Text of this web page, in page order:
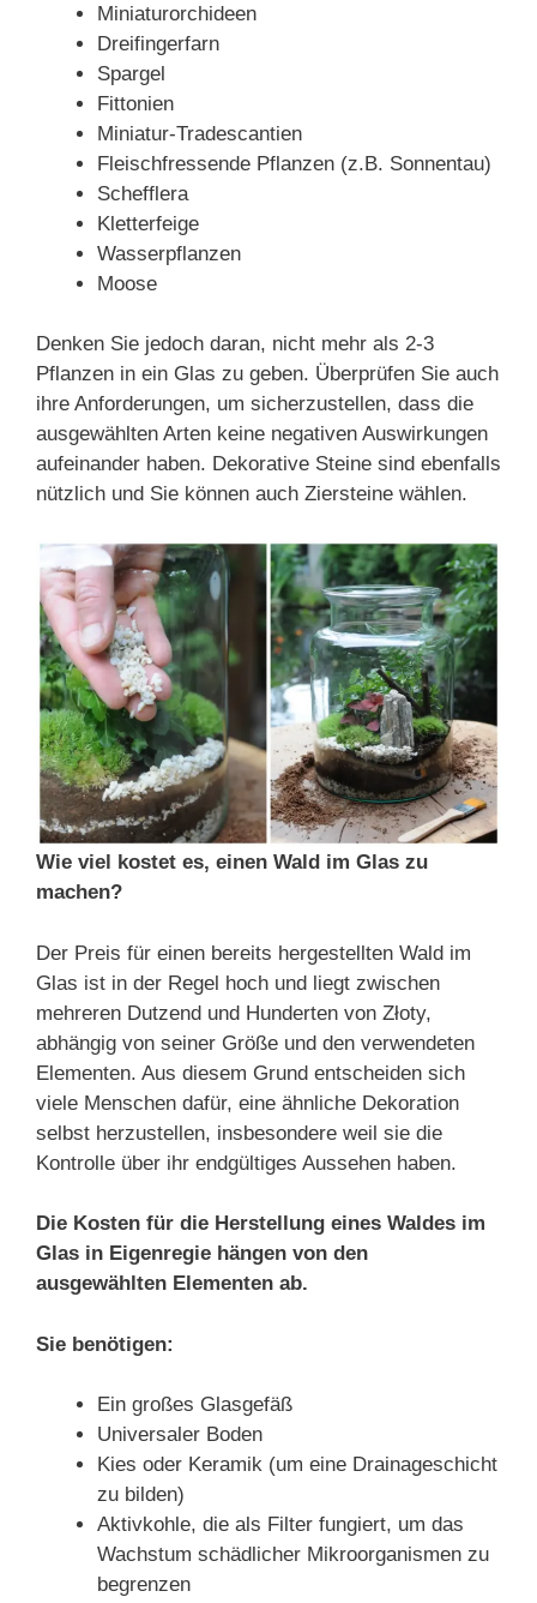
Miniaturorchideen
Dreifingerfarn
Spargel
Fittonien
Miniatur-Tradescantien
Fleischfressende Pflanzen (z.B. Sonnentau)
Schefflera
Kletterfeige
Wasserpflanzen
Moose
Denken Sie jedoch daran, nicht mehr als 2-3
Pflanzen in ein Glas zu geben. Überprüfen Sie auch
ihre Anforderungen, um sicherzustellen, dass die
ausgewählten Arten keine negativen Auswirkungen
aufeinander haben. Dekorative Steine sind ebenfalls
nützlich und Sie können auch Ziersteine wählen.
Wie viel kostet es, einen Wald im Glas zu
machen?
Der Preis für einen bereits hergestellten Wald im
Glas ist in der Regel hoch und liegt zwischen
mehreren Dutzend und Hunderten von Złoty,
abhängig von seiner Größe und den verwendeten
Elementen. Aus diesem Grund entscheiden sich
viele Menschen dafür, eine ähnliche Dekoration
selbst herzustellen, insbesondere weil sie die
Kontrolle über ihr endgültiges Aussehen haben.
Die Kosten für die Herstellung eines Waldes im
Glas in Eigenregie hängen von den
ausgewählten Elementen ab.
Sie benötigen:
Ein großes Glasgefäß
Universaler Boden
Kies oder Keramik (um eine Drainageschicht
zu bilden)
Aktivkohle, die als Filter fungiert, um das
Wachstum schädlicher Mikroorganismen zu
begrenzen